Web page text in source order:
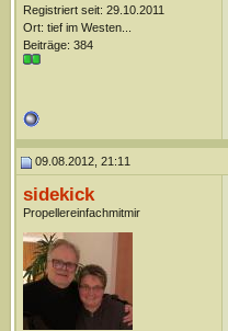
Registriert seit: 29.10.2011
Ort: tief im Westen...
Beiträge: 384
09.08.2012, 21:11
sidekick
Propellereinfachmitmir